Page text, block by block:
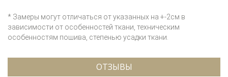
* Замеры могут отличаться от указанных на +-2см в
зависимости от особенностей ткани, техническим
особенностям пошива, степенью усадки ткани.
ОТЗЫВЫ